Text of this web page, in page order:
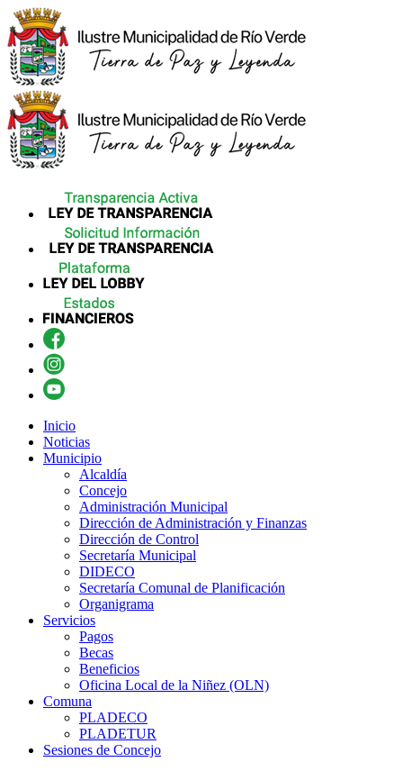
Inicio
Noticias
Municipio
Alcaldía
Concejo
Administración Municipal
Dirección de Administración y Finanzas
Dirección de Control
Secretaría Municipal
DIDECO
Secretaría Comunal de Planificación
Organigrama
Servicios
Pagos
Becas
Beneficios
Oficina Local de la Niñez (OLN)
Comuna
PLADECO
PLADETUR
Sesiones de Concejo